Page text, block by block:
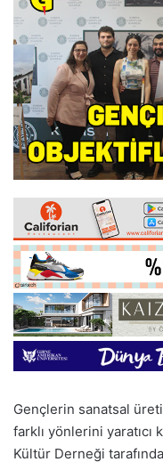
Gençlerin sanatsal
farklı yönlerini yaratıcı
Kültür Derneği